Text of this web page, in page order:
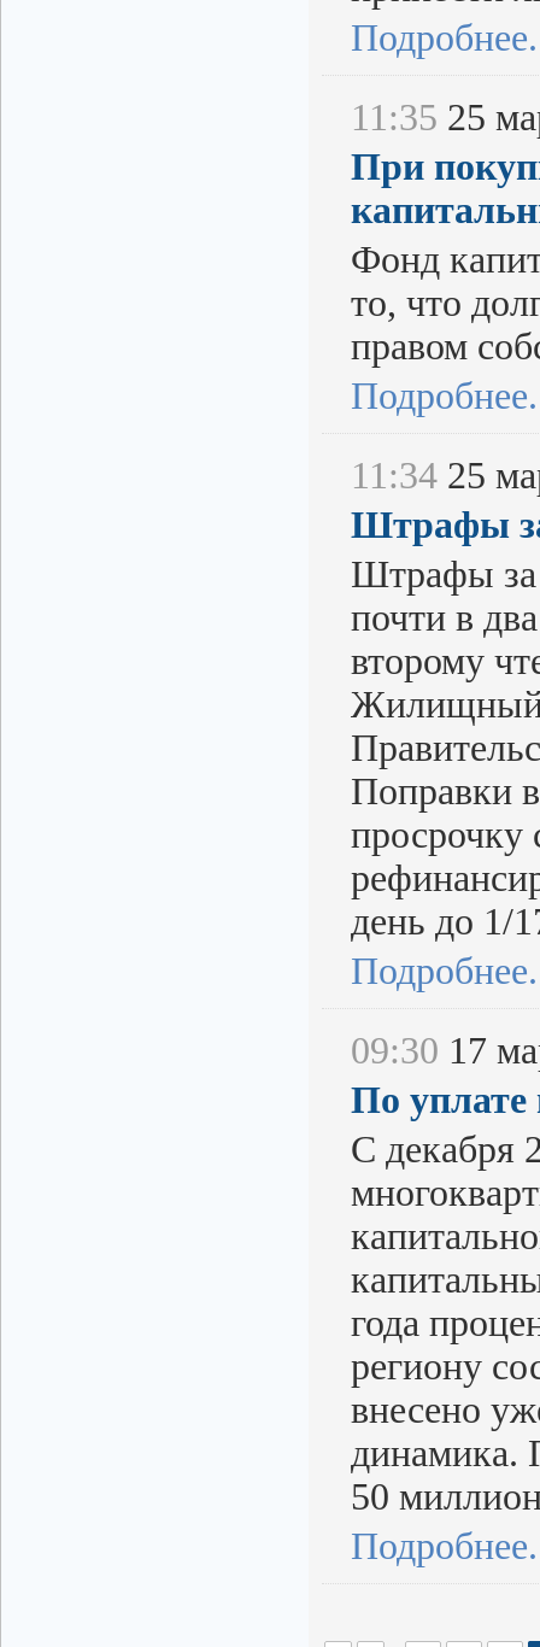
11:35 25
При
Фонд
то, что
правом
11:34 25
Штрафы
Штрафы за
почти в
второму
Жилищный
Поправки
просрочку
день до 1/
09:30 17
По уплате
С декабря
года
региону
внесено
динамика.
50